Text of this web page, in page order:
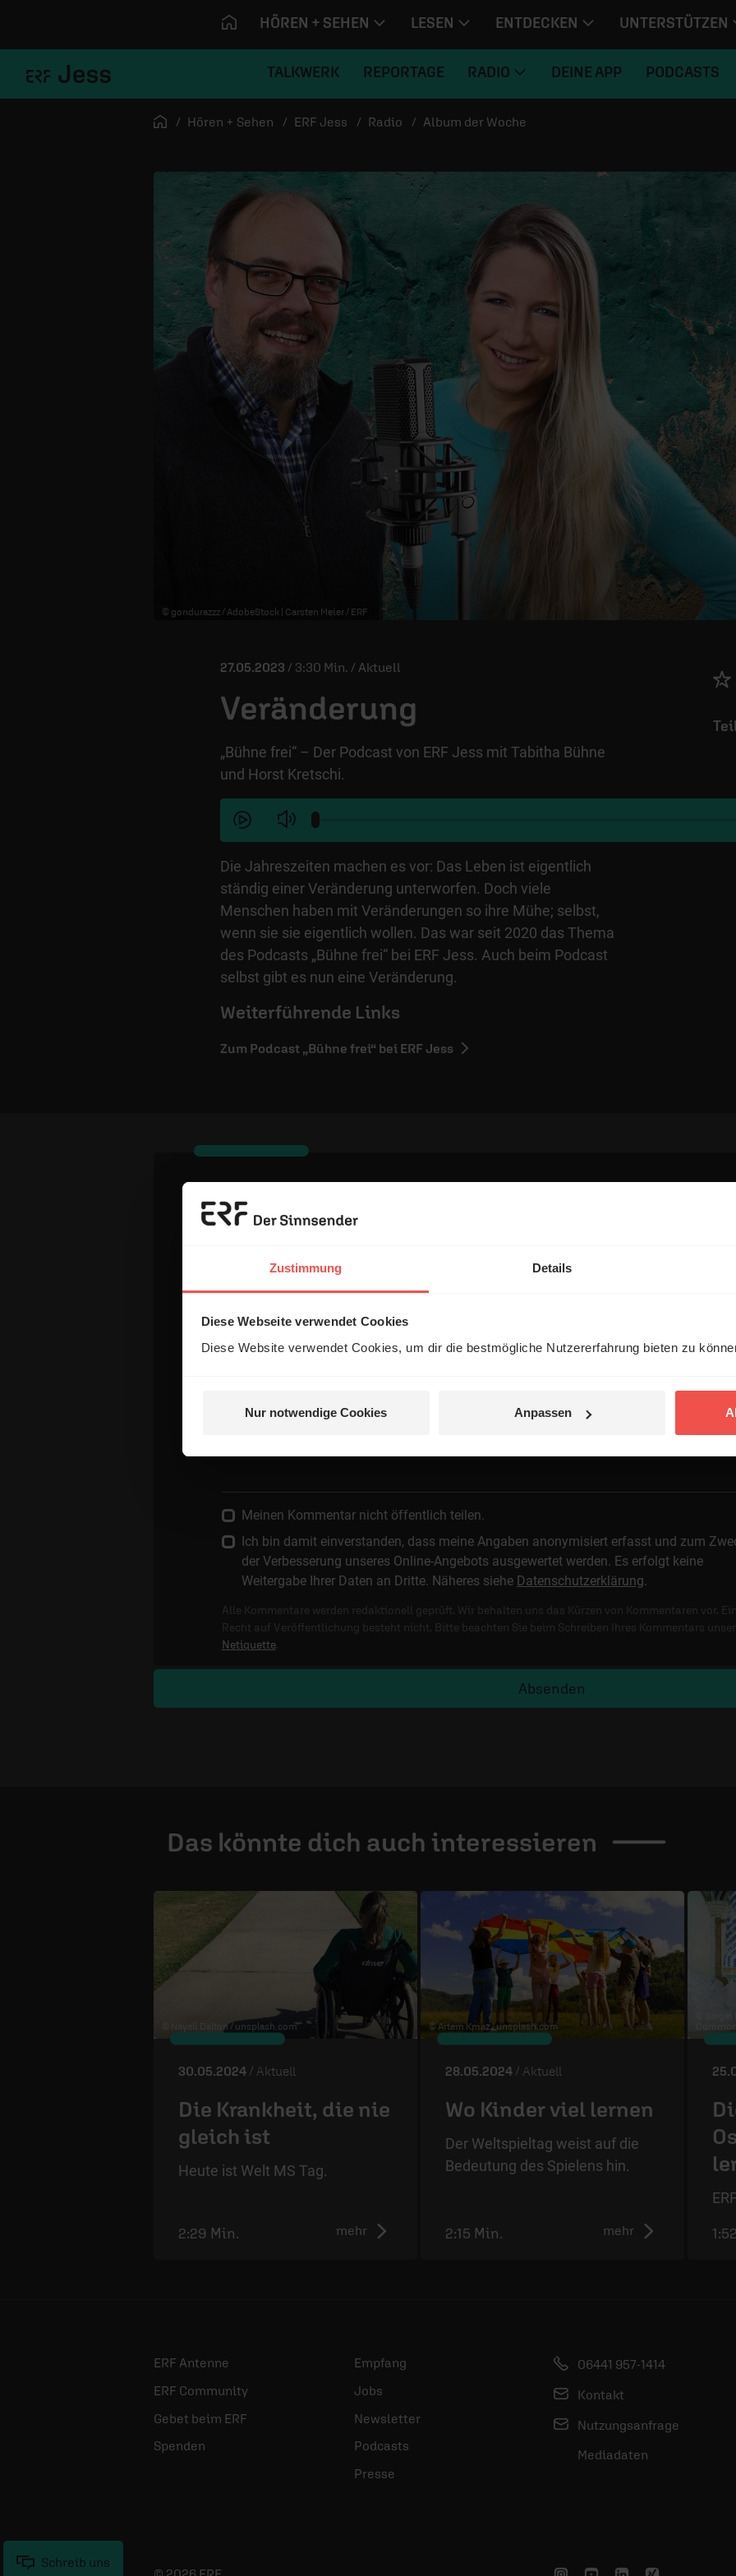
Zustimmung Details
Diese Webseite verwendet Cookies
Diese Website verwendet Cookies, um dir die bestmögliche Nutzererfahrung bieten zu
Nur notwendige Cookies Anpassen
HÖREN + SEHEN LESEN ENTDECKEN UNTERSTÜTZEN
TALKWERK REPORTAGE RADIO DEINE APP PODCASTS
Startseite
Hören + Sehen ERF Jess Radio Album der Woche
© gondurazzz / AdobeStock | Carsten Meier / ERF
27.05.2023 / 3:30 Min. / Aktuell
Veränderung
„Bühne frei“ – Der Podcast von ERF Jess mit Tabitha Bühne
und Horst Kretschi.
Die Jahreszeiten machen es vor: Das Leben ist eigentlich
ständig einer Veränderung unterworfen. Doch viele
Menschen haben mit Veränderungen so ihre Mühe; selbst,
wenn sie sie eigentlich wollen. Das war seit 2020 das Thema
des Podcasts „Bühne frei“ bei ERF Jess. Auch beim Podcast
selbst gibt es nun eine Veränderung.
Weiterführende Links
Zum Podcast „Bühne frei“ bei ERF Jess
Dein Kommentar
E-Mail:
Meinen Kommentar nicht öffentlich teilen.
Ich bin damit einverstanden, dass meine Angaben anonymisiert erfasst und zum
der Verbesserung unseres Online-Angebots ausgewertet werden. Es erfolgt keine
Weitergabe Ihrer Daten an Dritte. Näheres siehe Datenschutzerklärung.
Alle Kommentare werden redaktionell geprüft. Wir behalten uns das Kürzen von Kommentaren vor. Ein
Recht auf Veröffentlichung besteht nicht. Bitte beachten Sie beim Schreiben Ihres Kommentars
Netiquette.
Absenden
Das könnte dich auch interessieren
© Nayeli Dalton / unsplash.com
30.05.2024 / Aktuell
Die Krankheit, die nie
gleich ist
Heute ist Welt MS Tag.
mehr
2:29 Min.
© Artem Kniaz / unsplash.com
28.05.2024 / Aktuell
Wo Kinder viel lernen
Der Weltspieltag weist auf die
Bedeutung des Spielens hin.
mehr
2:15 Min.
©
ERF Antenne
ERF Community
Gebet beim ERF
Spenden
Empfang
Jobs
Newsletter
Podcasts
Presse
06441 957-1414
Kontakt
Nutzungsanfrage
Mediadaten
Schreib uns